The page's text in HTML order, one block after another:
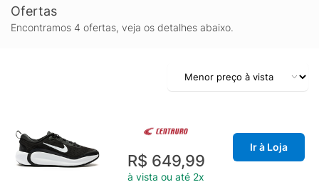
Ofertas
Encontramos 4 ofertas, veja os detalhes abaixo.
R$ 649,99
à vista ou até 2x
Ir à Loja